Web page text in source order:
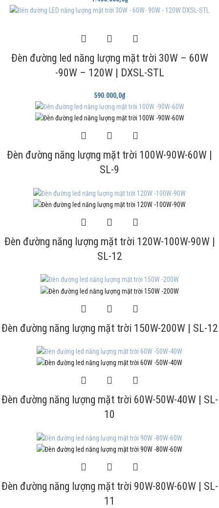
Đèn đường led năng lượng mặt trời 30W – 60W
-90W – 120W | DXSL-STL
590.000,0₫
Đèn đường năng lượng mặt trời 100W-90W-60W |
SL-9
Đèn đường năng lượng mặt trời 120W-100W-90W |
SL-12
Đèn đường năng lượng mặt trời 150W-200W | SL-12
Đèn đường năng lượng mặt trời 60W-50W-40W | SL-
10
Đèn đường năng lượng mặt trời 90W-80W-60W | SL-
11